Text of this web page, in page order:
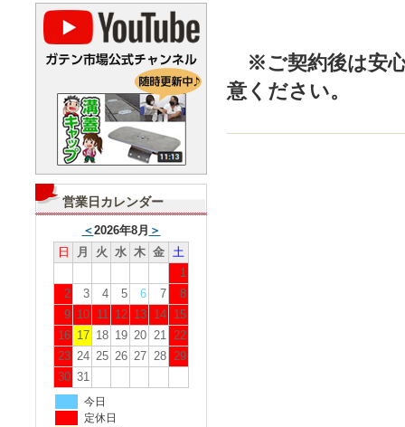
営業日カレンダー
＜2026年8月 ＞
日
月 火 水 木 金 土
1
2
3 4 5 6 7
8
9 10 11 12 13 14 15
16 17 18 19 20 21 22
23 24 25 26 27 28 29
30 31
今日
定休日
※ご契約後は安心
意ください。